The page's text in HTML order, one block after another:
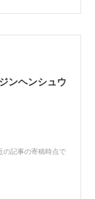
ンヘンシュウ
の記事の寄稿時点で